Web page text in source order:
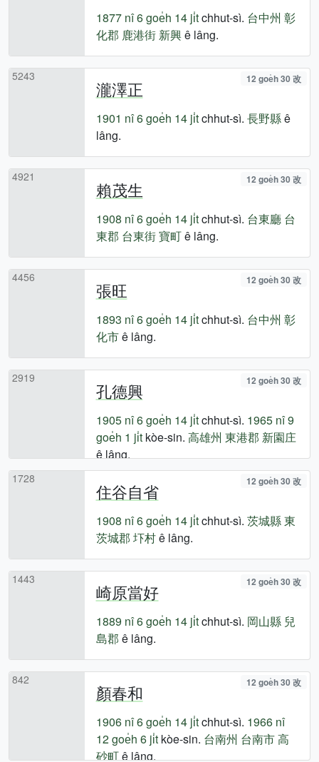
1877 nî6 goe̍h 14 ji̍tchhut-sì. 台中州 彰
化郡 鹿港街 新興ê lâng.
5243
瀧澤正 12 goe̍h 30 改
1901 nî6 goe̍h 14 ji̍tchhut-sì. 長野縣ê
lâng.
4921
賴茂生 12 goe̍h 30 改
1908 nî6 goe̍h 14 ji̍tchhut-sì. 台東廳 台
東郡 台東街寶町ê lâng.
4456
張旺 12 goe̍h 30 改
1893 nî6 goe̍h 14 ji̍tchhut-sì. 台中州 彰
化市ê lâng.
2919
孔德興 12 goe̍h 30 改
1905 nî6 goe̍h 14 ji̍tchhut-sì. 1965 nî9
goe̍h 1 ji̍tkòe-sin. 高雄州 東港郡 新園庄
ê lâng.
1728
住谷自省 12 goe̍h 30 改
1908 nî6 goe̍h 14 ji̍tchhut-sì. 茨城縣東
茨城郡 圷村ê lâng.
1443
崎原當好 12 goe̍h 30 改
1889 nî6 goe̍h 14 ji̍tchhut-sì. 岡山縣 兒
島郡 ê lâng.
842
顏春和 12 goe̍h 30 改
1906 nî6 goe̍h 14 ji̍tchhut-sì. 1966 nî
12 goe̍h 6 ji̍tkòe-sin. 台南州 台南市高
砂町ê lâng.